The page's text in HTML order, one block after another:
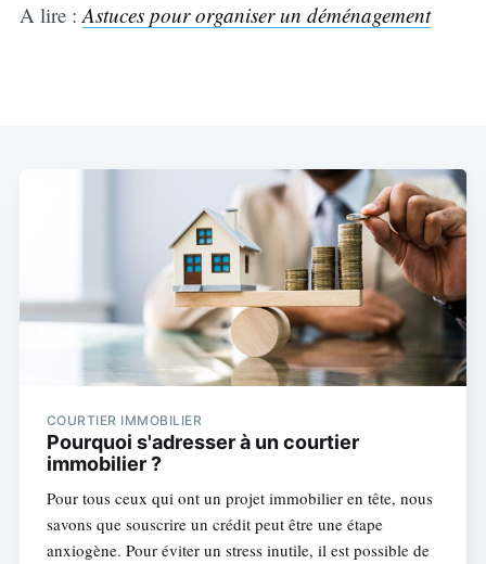
A lire :Astuces pour organiser un déménagement
COURTIER IMMOBILIER
Pourquoi s'adresser à un courtier
immobilier ?
Pour tous ceux qui ont un projet immobilier en tête, nous
savons que souscrire un crédit peut être une étape
anxiogène. Pour éviter un stress inutile, il est possible de